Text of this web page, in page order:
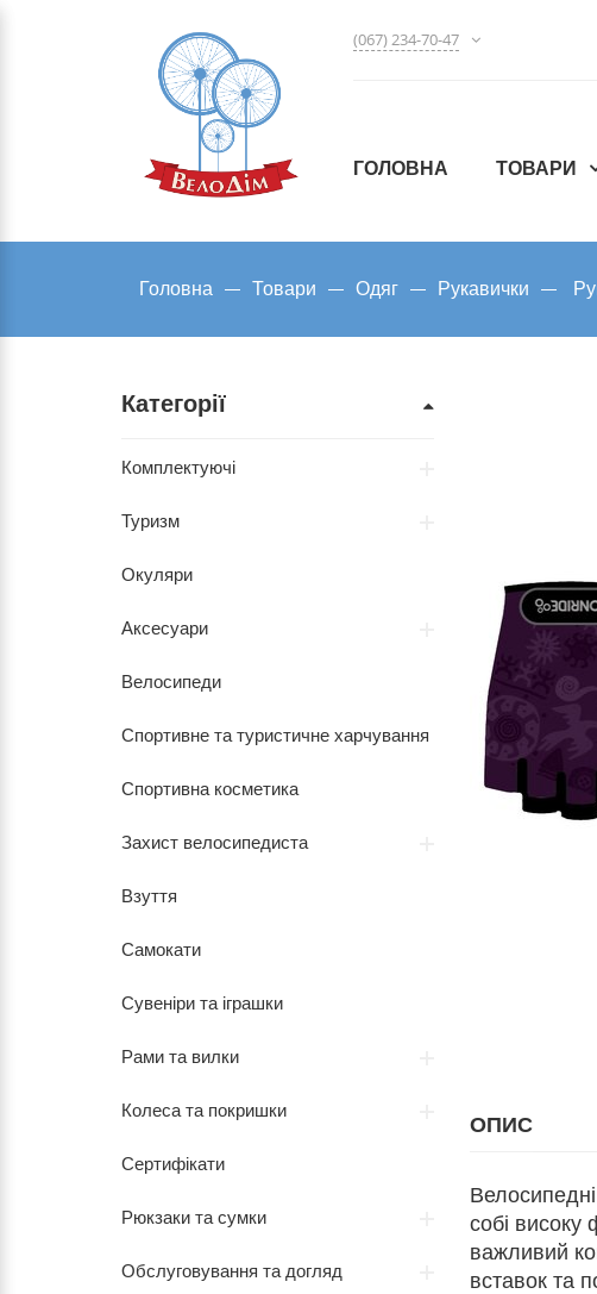
(067) 234-70-47
ГОЛОВНА ТОВАРИ
Головна Товари Одяг Рукавички
ОПИС
собі високу
важливий
вставок та
Категорії
Комплектуючі
Туризм
Окуляри
Аксесуари
Велосипеди
Спортивне та туристичне харчування
Спортивна косметика
Захист велосипедиста
Взуття
Самокати
Сувеніри та іграшки
Рами та вилки
Колеса та покришки
Сертифікати
Рюкзаки та сумки
Обслуговування та догляд